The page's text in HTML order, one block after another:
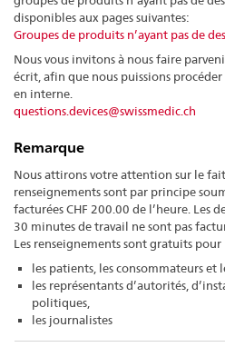
disponibles aux pages suivantes:
Groupes de produits n’ayant pas de
Nous vous invitons à nous faire
écrit, afin que nous puissions
en interne.
questions.devices@swissmedic.ch
Remarque
Nous attirons votre attention sur le
renseignements sont par principe
facturées CHF 200.00 de l’heure. Les
30 minutes de travail ne sont pas
Les renseignements sont gratuits pour
les patients, les consommateurs et
les représentants d’autorités,
politiques,
les journalistes